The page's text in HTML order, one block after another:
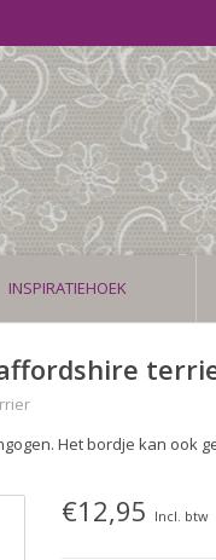
INSPIRATIEHOEK
Het bordje kan ook
€12,95 Incl. btw